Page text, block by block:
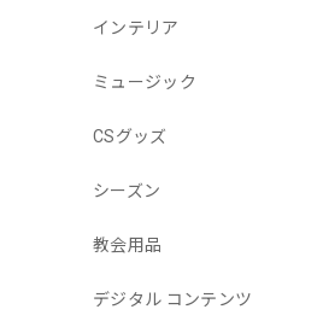
インテリア
ミュージック
CSグッズ
シーズン
教会用品
デジタル コンテンツ